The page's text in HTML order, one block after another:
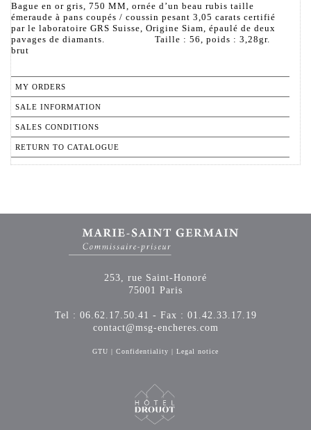
Bague en or gris, 750 MM, ornée d’un beau rubis taille
émeraude à pans coupés / coussin pesant 3,05 carats certifié
par le laboratoire GRS Suisse, Origine Siam, épaulé de deux
pavages de diamants. Taille : 56, poids : 3,28gr.
brut
MY ORDERS
SALE INFORMATION
SALES CONDITIONS
RETURN TO CATALOGUE
253, rue Saint-Honoré
75001 Paris
Tel : 06.62.17.50.41 - Fax : 01.42.33.17.19
contact@msg-encheres.com
GTU | Confidentiality | Legal notice